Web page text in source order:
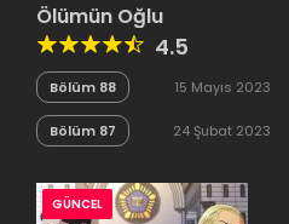
Ölümün Oğlu
4.5
Bölüm 88 15 Mayıs 2023
Bölüm 87 24 Şubat 2023
GÜNCEL